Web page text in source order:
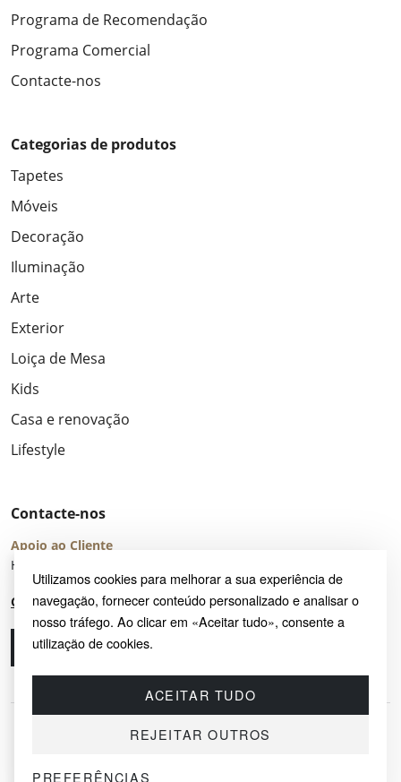
Utilizamos cookies para melhorar a sua experiência de
navegação, fornecer conteúdo personalizado e analisar o
nosso tráfego. Ao clicar em «Aceitar tudo», consente a
utilização de cookies.
ACEITAR TUDO
REJEITAR OUTROS
PREFERÊNCIAS
Programa de Recomendação
Programa Comercial
Contacte-nos
Categorias de produtos
Tapetes
Móveis
Decoração
Iluminação
Arte
Exterior
Loiça de Mesa
Kids
Casa e renovação
Lifestyle
Contacte-nos
Apoio ao Cliente
Horário de Atendimento: seg – sex 8:00 – 16:00 (UTC+2)
Centro de Ajuda
Ligue-nos
© 2026 SAYRUG OÜ · KESKLINNA LINNAOSA, AHTRI TN 12, 10151, TALLINN,